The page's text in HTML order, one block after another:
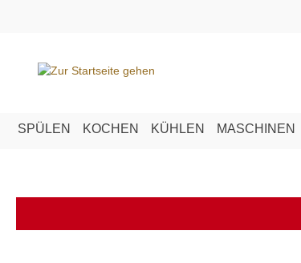
SPÜLEN KOCHEN KÜHLEN MASCHINEN